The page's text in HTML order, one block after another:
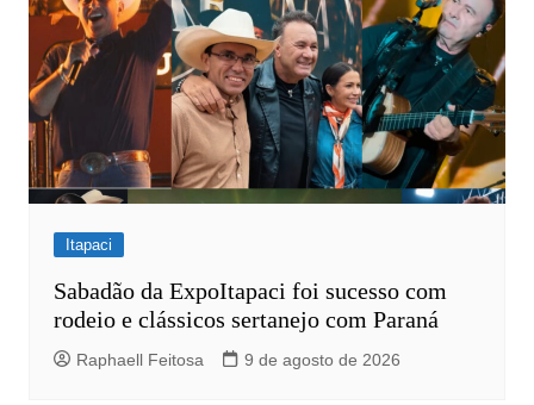
Itapaci
Sabadão da ExpoItapaci foi sucesso com
rodeio e clássicos sertanejo com Paraná
Raphaell Feitosa 9 de agosto de 2026